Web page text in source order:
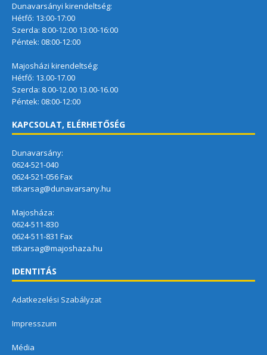
Dunavarsányi kirendeltség:
Hétfő: 13:00-17:00
Szerda: 8:00-12:00 13:00-16:00
Péntek: 08:00-12:00
Majosházi kirendeltség:
Hétfő: 13.00-17.00
Szerda: 8.00-12.00 13.00-16.00
Péntek: 08:00-12:00
KAPCSOLAT, ELÉRHETŐSÉG
Dunavarsány:
0624-521-040
0624-521-056 Fax
titkarsag@dunavarsany.hu
Majosháza:
0624-511-830
0624-511-831 Fax
titkarsag@majoshaza.hu
IDENTITÁS
Adatkezelési Szabályzat
Impresszum
Média